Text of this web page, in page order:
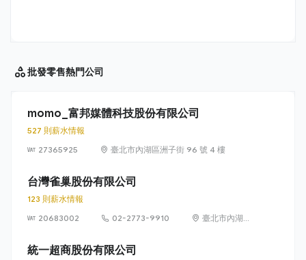
批發零售熱門公司
momo_富邦媒體科技股份有限公司
527 則薪水情報
27365925
臺北市內湖區洲子街 96 號 4 樓
台灣雀巢股份有限公司
123 則薪水情報
20683002
02-2773-9910
臺北市內湖區
統一超商股份有限公司